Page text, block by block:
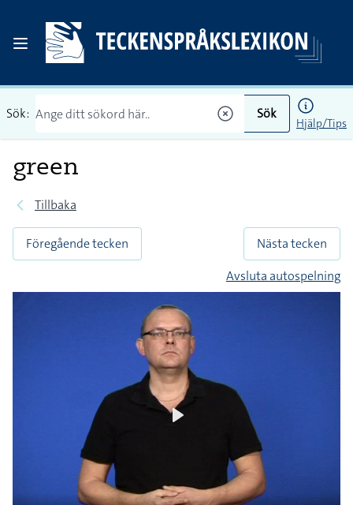
Sök: Sök
Hjälp/Tips
green
Tillbaka
Föregående tecken
Nästa tecken
Avsluta autospelning